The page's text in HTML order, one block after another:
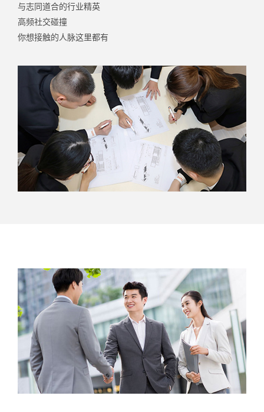
与志同道合的行业精英
高频社交碰撞
你想接触的人脉这里都有